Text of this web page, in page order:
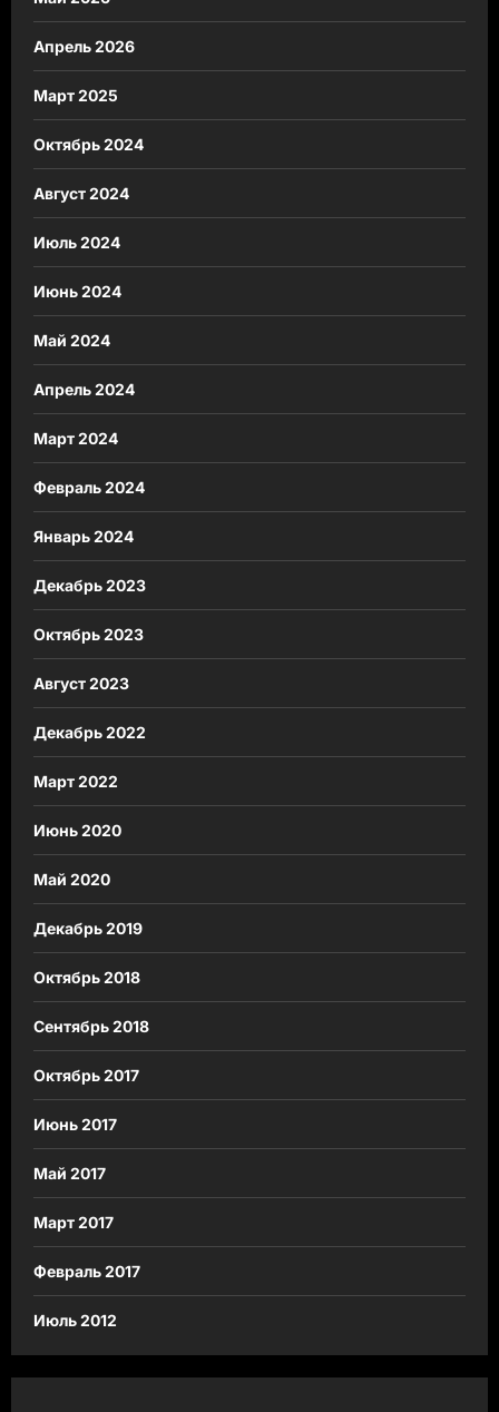
Апрель 2026
Март 2025
Октябрь 2024
Август 2024
Июль 2024
Июнь 2024
Май 2024
Апрель 2024
Март 2024
Февраль 2024
Январь 2024
Декабрь 2023
Октябрь 2023
Август 2023
Декабрь 2022
Март 2022
Июнь 2020
Май 2020
Декабрь 2019
Октябрь 2018
Сентябрь 2018
Октябрь 2017
Июнь 2017
Май 2017
Март 2017
Февраль 2017
Июль 2012